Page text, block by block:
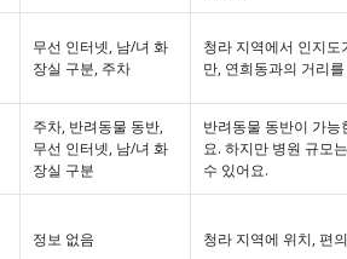
무선 인터넷, 남/녀 화
장실 구분, 주차
청라 지역에서 인지도
만, 연희동과의 거리
주차, 반려동물 동반,
무선 인터넷, 남/녀 화
장실 구분
반려동물 동반이 가능
요. 하지만 병원 규모
수 있어요.
정보 없음 청라 지역에 위치, 편